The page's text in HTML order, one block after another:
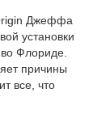
Джеффа
установки
Флориде.
причины
все, что